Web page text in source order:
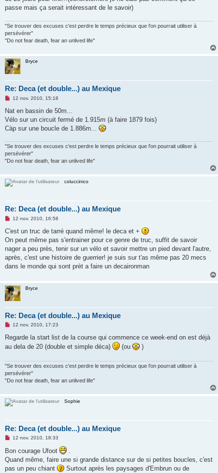
l
passe mais ça serait intéressant de le savoir)
"Se trouver des excuses c'est perdre le temps précieux que l'on pourrait utiliser à
persévérer"
"Do not fear death, fear an unlived life"
Bryce
Re: Deca (et double...) au Mexique
M
s
a
g
e
o
l
u
12 nov. 2010, 15:18
Nat en bassin de 50m...
Vélo sur un circuit fermé de 1.915m (à faire 1879 fois)
Càp sur une boucle de 1.886m...
"Se trouver des excuses c'est perdre le temps précieux que l'on pourrait utiliser à
persévérer"
"Do not fear death, fear an unlived life"
coluccinico
Re: Deca (et double...) au Mexique
M
s
a
g
e
n
o
u
12 nov. 2010, 16:58
C'est un truc de tarré quand même! le deca et +
On peut même pas s'entrainer pour ce genre de truc, suffit de savoir
nager a peu près, tenir sur un vélo et savoir mettre un pied devant l'autre,
après, c'est une histoire de guerrier! je suis sur t'as même pas 20 mecs
dans le monde qui sont prèt a faire un decaironman
Bryce
Re: Deca (et double...) au Mexique
M
s
a
n
n
l
12 nov. 2010, 17:23
Regarde la start list de la course qui commence ce week-end on est déjà
au dela de 20 (double et simple déca)
(ou )
"Se trouver des excuses c'est perdre le temps précieux que l'on pourrait utiliser à
persévérer"
"Do not fear death, fear an unlived life"
Sophie
Re: Deca (et double...) au Mexique
M
s
a
g
12 nov. 2010, 18:33
Bon courage Ufoot
.
Quand même, faire une si grande distance sur de si petites boucles, c'est
pas un peu chiant
Surtout après les paysages d'Embrun ou de